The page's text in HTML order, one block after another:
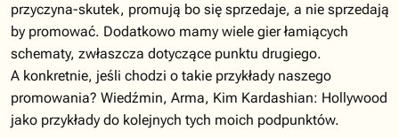
przyczyna-skutek, promują bo się sprzedaje, a nie sprzedają
by promować. Dodatkowo mamy wiele gier łamiących
schematy, zwłaszcza dotyczące punktu drugiego.
A konkretnie, jeśli chodzi o takie przykłady naszego
promowania? Wiedźmin, Arma, Kim Kardashian: Hollywood
jako przykłady do kolejnych tych moich podpunktów.